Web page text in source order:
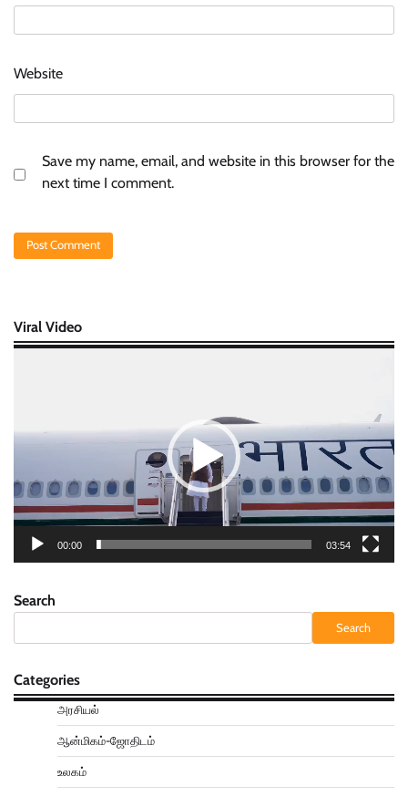
Website
Save my name, email, and website in this browser for the
next time I comment.
Viral Video
00:00 03:54
Search
Search
Categories
அரசியல்
ஆன்மிகம்-ஜோதிடம்
உலகம்